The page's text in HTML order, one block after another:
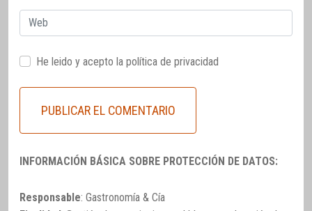
Web
He leido y acepto la política de privacidad
INFORMACIÓN BÁSICA SOBRE PROTECCIÓN DE DATOS:
Responsable: Gastronomía & Cía